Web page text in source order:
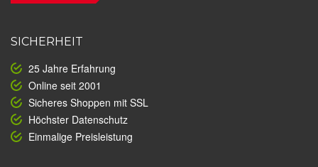
SICHERHEIT
25 Jahre Erfahrung
Online seit 2001
Sicheres Shoppen mit SSL
Höchster Datenschutz
Einmalige Preisleistung